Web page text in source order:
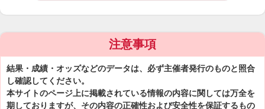
注意事項
結果・成績・オッズなどのデータは、必ず主催者発行のものと照合
し確認してください。
本サイトのページ上に掲載されている情報の内容に関しては万全を
期しておりますが、その内容の正確性および安全性を保証するもの